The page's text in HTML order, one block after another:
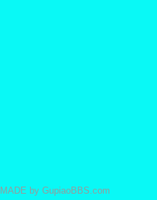
MADE by GupiaoBBS.com